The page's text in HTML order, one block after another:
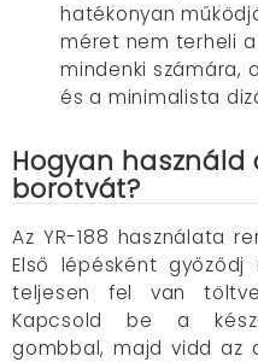
hatékonyan
méret nem terheli
mindenki számára,
és a minimalista
Hogyan használd
borotvát?
Az YR-188 használata
Első lépésként
teljesen fel van
Kapcsold be a
gombbal, majd vidd az